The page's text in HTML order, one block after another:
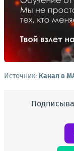
Источник: Канал в